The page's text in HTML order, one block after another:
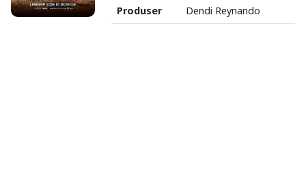
Produser
Dendi Reynando